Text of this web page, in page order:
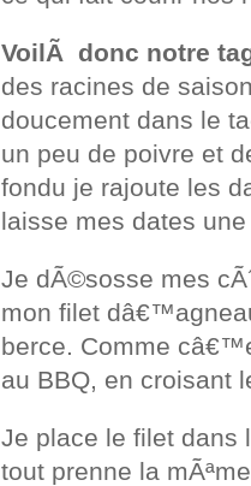
VoilÃ donc notre
des racines de
doucement dans le
un peu de poivre et
fondu je rajoute les
laisse mes dates
Je dÃ©sosse mes
mon filet
berce. Comme
au BBQ, en croisant
Je place le filet dans
tout prenne la